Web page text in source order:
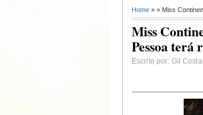
Home » » Miss
Miss
Pessoa terá
Escrito por: Gil